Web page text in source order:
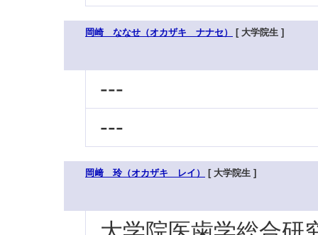
岡崎 ななせ（オカザキ ナナセ） [ 大学院生 ]
---
---
岡﨑 玲（オカザキ レイ） [ 大学院生 ]